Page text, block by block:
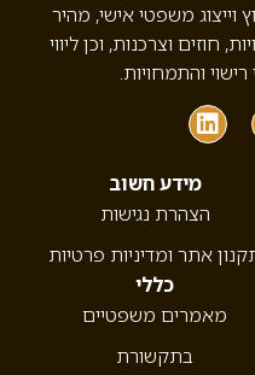
וייצוג משפטי אישי, מהיר
חוזים וצרכנות, וכן ליווי
רישוי והתמחויות.
מידע חשוב
הצהרת נגישות
אתר ומדיניות פרטיות
כללי
מאמרים משפטיים
בתקשורת